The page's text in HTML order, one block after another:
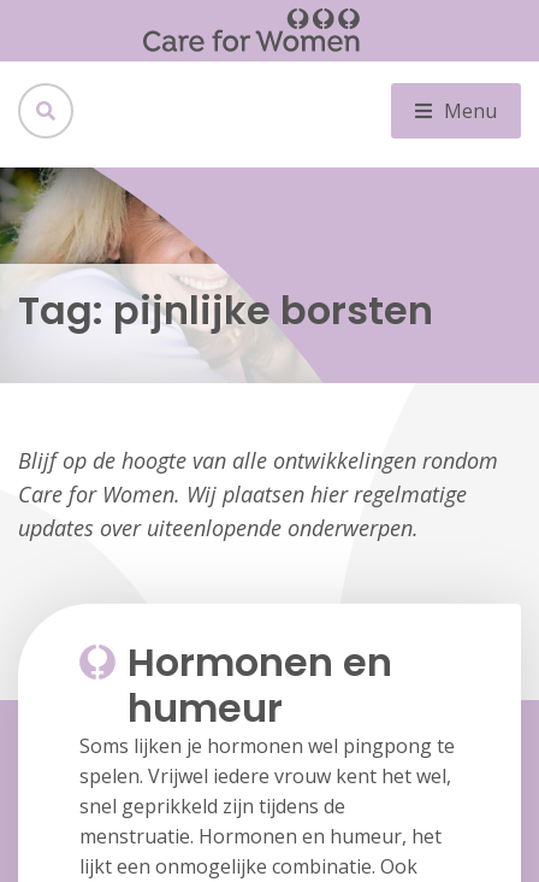
Menu
Tag: pijnlijke borsten
Blijf op de hoogte van alle ontwikkelingen rondom
Care for Women. Wij plaatsen hier regelmatige
updates over uiteenlopende onderwerpen.
Hormonen en
humeur
Soms lijken je hormonen wel pingpong te
spelen. Vrijwel iedere vrouw kent het wel,
snel geprikkeld zijn tijdens de
menstruatie. Hormonen en humeur, het
lijkt een onmogelijke combinatie. Ook